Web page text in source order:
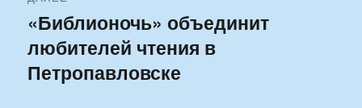
Следующая
запись:
«Библионочь» объединит
любителей чтения в
Петропавловске